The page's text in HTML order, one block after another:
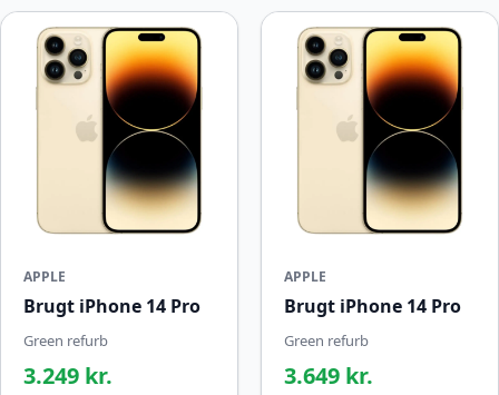
APPLE
Brugt iPhone 14 Pro
Green refurb
3.249 kr.
APPLE
Brugt iPhone 14 Pro
Green refurb
3.649 kr.